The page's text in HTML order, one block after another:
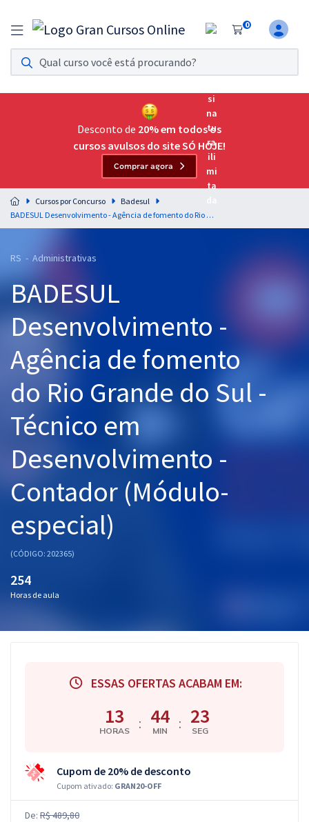
0
Assinatura Ilimitada 11
Acesso a todos os cursos. Teste grátis por 7 dias!
Assinatura OAB Até Passar
Acesso ilimitado a toda preparação para o Exame da
Residências Multiprofissionais
Preparação completa e intensiva para as principais
residências em saúde do Brasil
Cursos 20% OFF
Pós
Graduação
OAB
Mentorias
Questões grátis
Aprovados
Desconto de 20% em todos os
cursos avulsos do site SÓ HOJE!
Comprar agora
Cursos por Concurso
Badesul
BADESUL Desenvolvimento - Agência de fomento do Rio Grande do Sul - Técnico em Desenvolvimento - Contador (Módulo-especial)
RS - Administrativas
BADESUL
Desenvolvimento -
Agência de fomento
do Rio Grande do Sul -
Técnico em
Desenvolvimento -
Contador (Módulo-
especial)
(CÓDIGO: 202365)
254
Horas de aula
ESSAS OFERTAS ACABAM EM:
13
HORAS : 44
MIN : 22
SEG
Cupom de 20% de desconto
Cupom ativado: GRAN20-OFF
De: R$ 489,80